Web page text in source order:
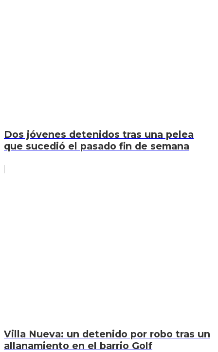
Dos jóvenes detenidos tras una pelea
que sucedió el pasado fin de semana
Villa Nueva: un detenido por robo tras un
allanamiento en el barrio Golf